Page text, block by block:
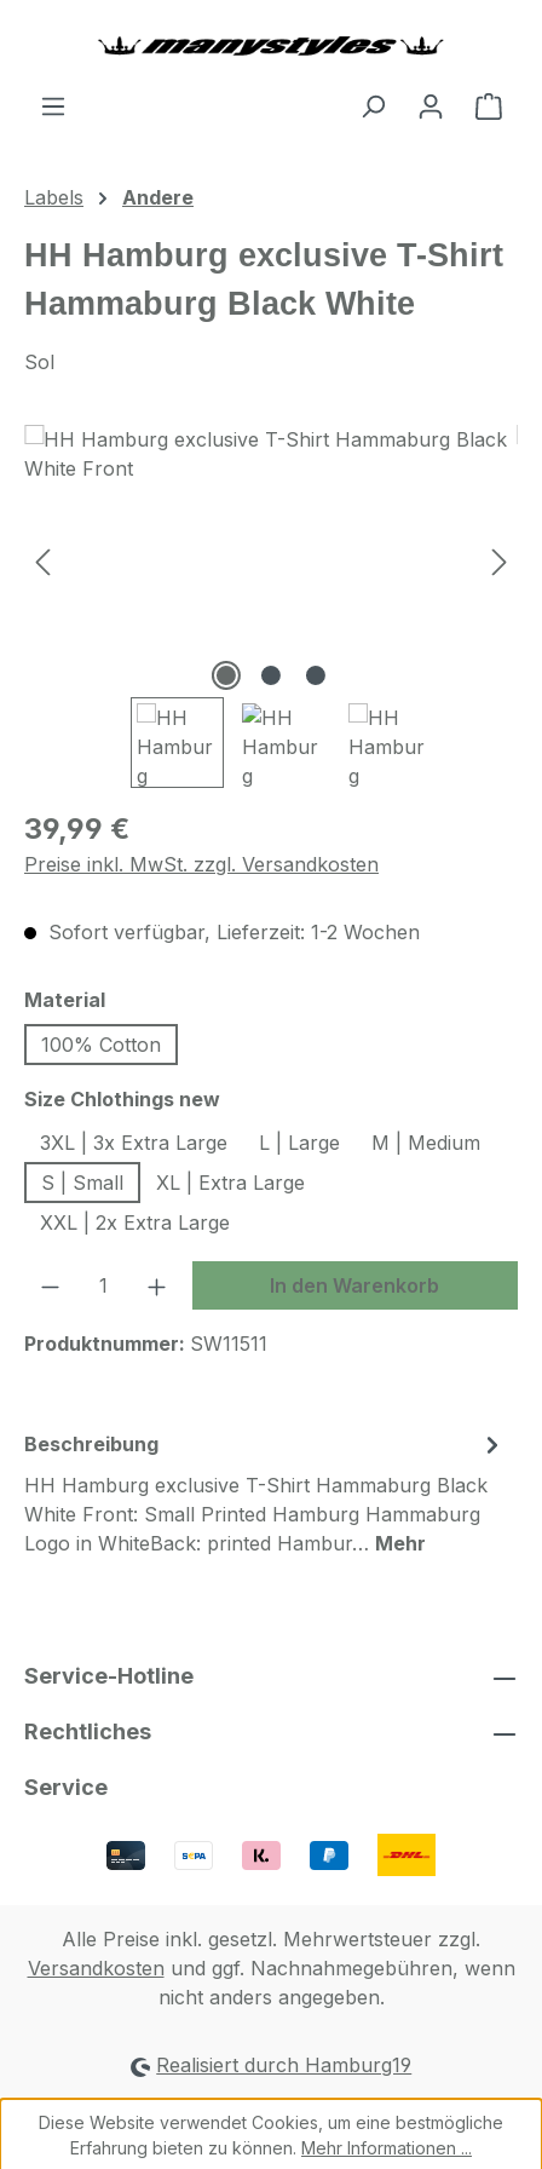
Labels Andere
HH Hamburg exclusive T-Shirt
Hammaburg Black White
Sol
Bildergalerie überspringen
Regulärer Preis:
39,99 €
Preise inkl. MwSt. zzgl. Versandkosten
Sofort verfügbar, Lieferzeit: 1-2 Wochen
Materialauswählen
100% Cotton
Size Chlothings newauswählen
3XL | 3x Extra Large
L | Large
M | Medium
S | Small
XL | Extra Large
XXL | 2x Extra Large
Produkt Anzahl: Gib denIn den Warenkorb
Produktnummer: SW11511
Beschreibung
HH Hamburg exclusive T-Shirt Hammaburg Black
White Front: Small Printed Hamburg Hammaburg
Logo in WhiteBack: printed Hambur… Mehr
Service-Hotline
Rechtliches
Service
Alle Preise inkl. gesetzl. Mehrwertsteuer zzgl.
Versandkosten und ggf. Nachnahmegebühren, wenn
nicht anders angegeben.
Realisiert durch Hamburg19
Diese Website verwendet Cookies, um eine bestmögliche
Erfahrung bieten zu können. Mehr Informationen ...